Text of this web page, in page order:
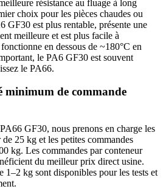
résistance au fluage à long
choix pour les pièces chaudes ou
GF30 est plus rentable, présente une
meilleure et est plus facile à
en dessous de ~180°C en
le PA6 GF30 est souvent
le PA66.
minimum de commande
GF30, nous prenons en charge les
25 kg et les petites commandes
kg. Les commandes par conteneur
du meilleur prix direct usine.
1–2 kg sont disponibles pour les tests et